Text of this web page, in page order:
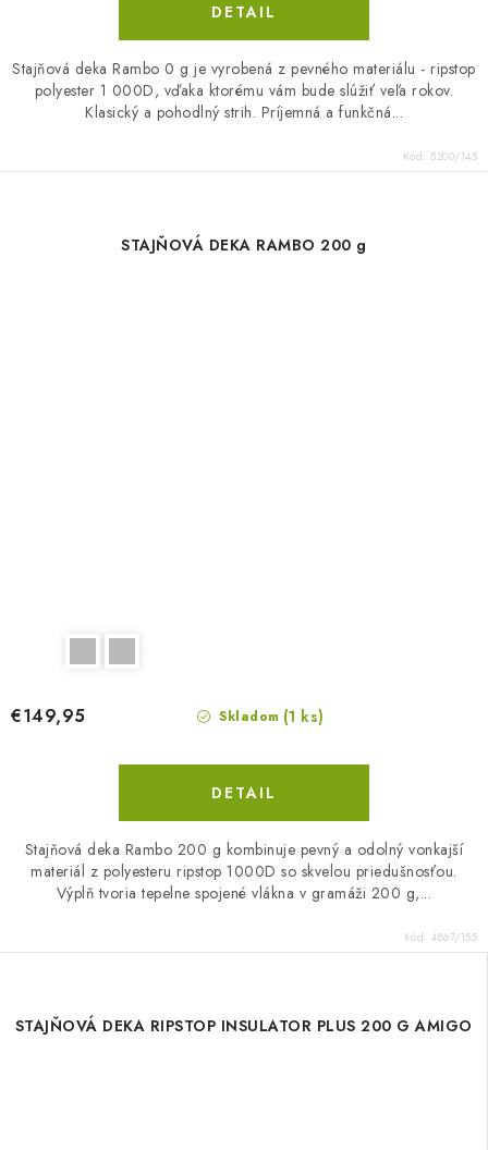
DETAIL
Stajňová deka Rambo 0 g je vyrobená z pevného materiálu - ripstop
polyester 1 000D, vďaka ktorému vám bude slúžiť veľa rokov.
Klasický a pohodlný strih. Príjemná a funkčná...
Kód: 5200/145
STAJŇOVÁ DEKA RAMBO 200 g
Skladom (1 ks)
€149,95
DETAIL
Stajňová deka Rambo 200 g kombinuje pevný a odolný vonkajší
materiál z polyesteru ripstop 1000D so skvelou priedušnosťou.
Výplň tvoria tepelne spojené vlákna v gramáži 200 g,...
Kód: 4867/155
STAJŇOVÁ DEKA RIPSTOP INSULATOR PLUS 200 G AMIGO